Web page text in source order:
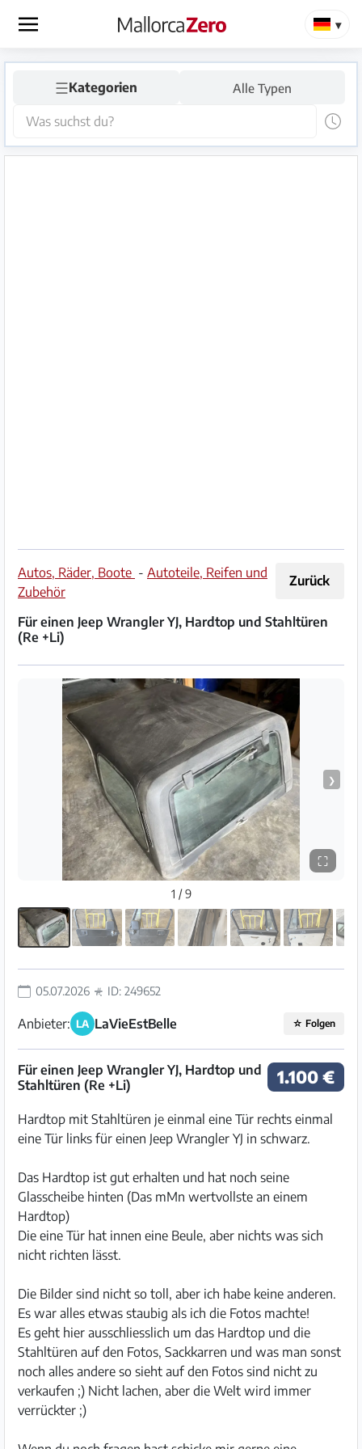
×
Startseite
Anzeige
aufgeben
Hilfe
&
☰Kategorien Alle Typen
Zurück
Autos, Räder, Boote - Autoteile, Reifen und
Zubehör
Für einen Jeep Wrangler YJ, Hardtop und Stahltüren
(Re +Li)
❯
⛶
1 / 9
05.07.2026 ID: 249652
Anbieter: LA LaVieEstBelle ☆ Folgen
1.100 €
Für einen Jeep Wrangler YJ, Hardtop und
Stahltüren (Re +Li)
Hardtop mit Stahltüren je einmal eine Tür rechts einmal
eine Tür links für einen Jeep Wrangler YJ in schwarz.
Das Hardtop ist gut erhalten und hat noch seine
Glasscheibe hinten (Das mMn wertvollste an einem
Hardtop)
Die eine Tür hat innen eine Beule, aber nichts was sich
nicht richten lässt.
Die Bilder sind nicht so toll, aber ich habe keine anderen.
Es war alles etwas staubig als ich die Fotos machte!
Es geht hier ausschliesslich um das Hardtop und die
Stahltüren auf den Fotos, Sackkarren und was man sonst
noch alles andere so sieht auf den Fotos sind nicht zu
verkaufen ;) Nicht lachen, aber die Welt wird immer
verrückter ;)